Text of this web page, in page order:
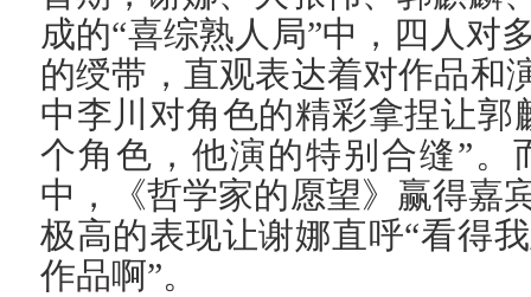
成的“喜综熟人局”中，四人对
的绶带，直观表达着对作品和
中李川对角色的精彩拿捏让郭
个角色，他演的特别合缝”。
中，《哲学家的愿望》赢得嘉
极高的表现让谢娜直呼“看得
作品啊”。